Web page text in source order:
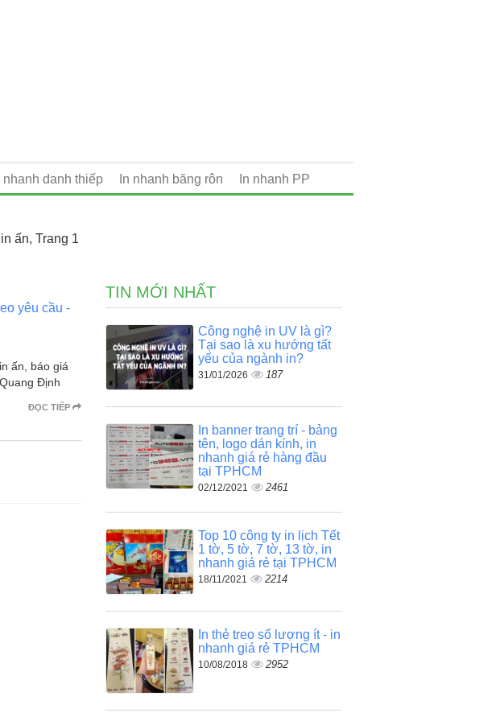
nhanh danh thiếp In nhanh băng rôn In nhanh PP
ấn, Trang 1
yêu cầu -
ấn, báo giá
Định
ĐỌC TIẾP
TIN MỚI NHẤT
Công nghệ in UV là gì?
Tại sao là xu hướng tất
yếu của ngành in?
31/01/2026 187
In banner trang trí - bảng
tên, logo dán kính, in
nhanh giá rẻ hàng đầu
tại TPHCM
02/12/2021 2461
Top 10 công ty in lịch Tết
1 tờ, 5 tờ, 7 tờ, 13 tờ, in
nhanh giá rẻ tại TPHCM
18/11/2021 2214
In thẻ treo số lượng ít - in
nhanh giá rẻ TPHCM
10/08/2018 2952